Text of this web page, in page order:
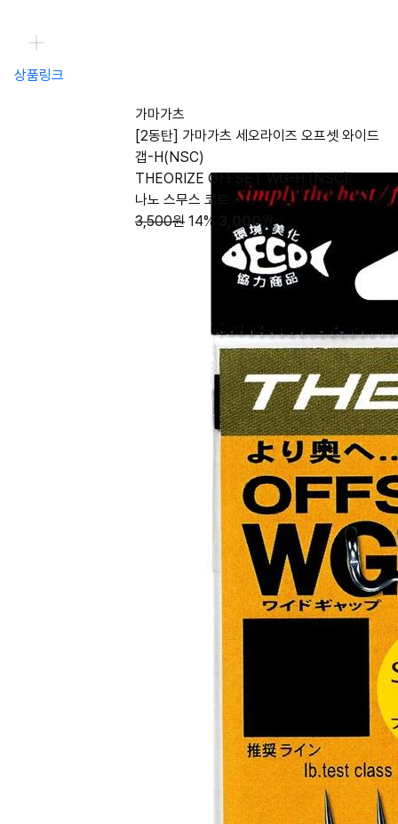
상품링크
가마가츠
[2동탄] 가마가츠 세오라이즈 오프셋 와이드
갭-H(NSC)
THEORIZE OFFSET WG-H (NSC)
나노 스무스 코트
3,500원 14% 3,000원